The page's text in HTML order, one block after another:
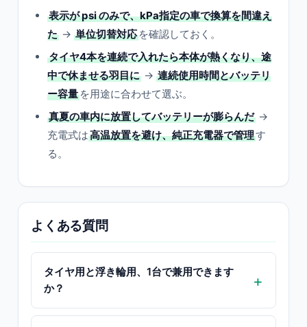
表示が psi のみで、kPa指定の車で換算を間違え
た → 単位切替対応 を確認しておく。
タイヤ4本を連続で入れたら本体が熱くなり、途
中で休ませる羽目に → 連続使用時間とバッテリ
ー容量 を用途に合わせて選ぶ。
真夏の車内に放置してバッテリーが膨らんだ →
充電式は高温放置を避け、純正充電器で管理す
る。
よくある質問
タイヤ用と浮き輪用、1台で兼用できます
か？